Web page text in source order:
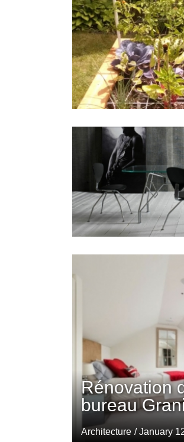
Rénovation
bureau
Architecture / January